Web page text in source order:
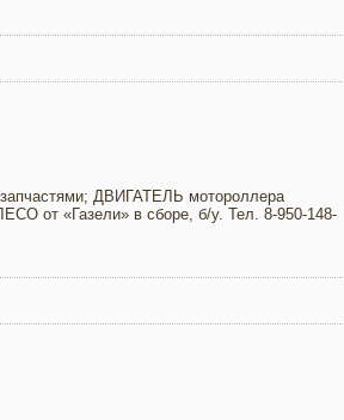
ДВИГАТЕЛЬ мотороллера
от «Газели» в сборе, б/у. Тел. 8-950-148-